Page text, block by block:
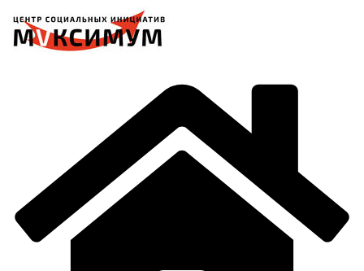
содержимому